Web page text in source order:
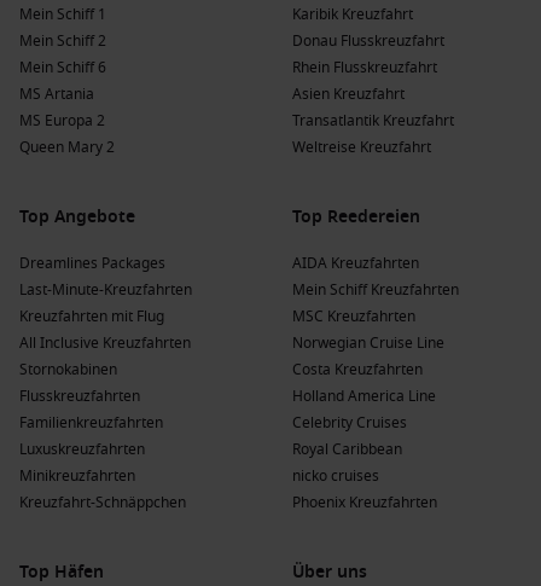
Mein Schiff 1
Mein Schiff 2
Mein Schiff 6
MS Artania
MS Europa 2
Queen Mary 2
Karibik Kreuzfahrt
Donau Flusskreuzfahrt
Rhein Flusskreuzfahrt
Asien Kreuzfahrt
Transatlantik Kreuzfahrt
Weltreise Kreuzfahrt
Top Angebote
Dreamlines Packages
Last-Minute-Kreuzfahrten
Kreuzfahrten mit Flug
All Inclusive Kreuzfahrten
Stornokabinen
Flusskreuzfahrten
Familienkreuzfahrten
Luxuskreuzfahrten
Minikreuzfahrten
Kreuzfahrt-Schnäppchen
Top Reedereien
AIDA Kreuzfahrten
Mein Schiff Kreuzfahrten
MSC Kreuzfahrten
Norwegian Cruise Line
Costa Kreuzfahrten
Holland America Line
Celebrity Cruises
Royal Caribbean
nicko cruises
Phoenix Kreuzfahrten
Top Häfen
Über uns